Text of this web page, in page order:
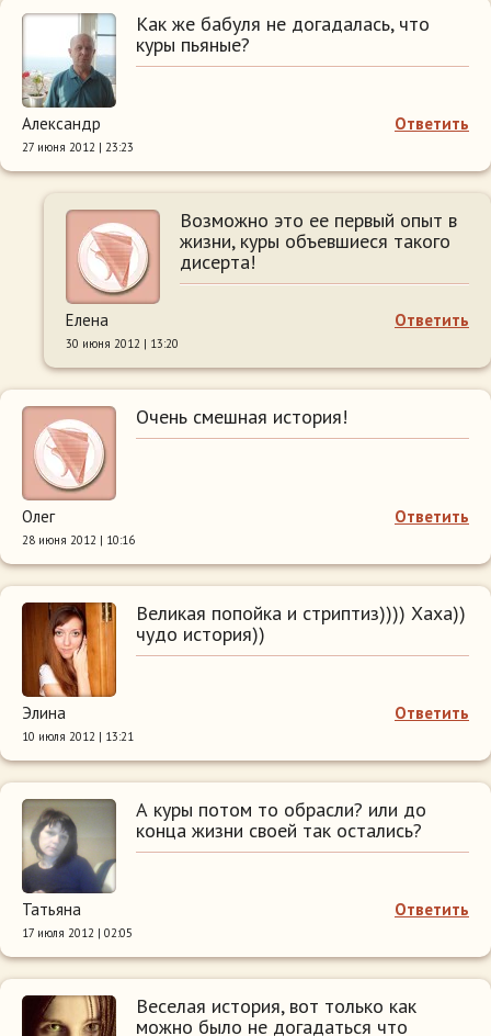
Как же бабуля не догадалась, что
куры пьяные?
Ответить
Александр
27 июня 2012 | 23:23
Возможно это ее первый опыт в
жизни, куры объевшиеся такого
дисерта!
Ответить
Елена
30 июня 2012 | 13:20
Очень смешная история!
Ответить
Олег
28 июня 2012 | 10:16
Великая попойка и стриптиз)))) Хаха))
чудо история))
Ответить
Элина
10 июля 2012 | 13:21
А куры потом то обрасли? или до
конца жизни своей так остались?
Ответить
Татьяна
17 июля 2012 | 02:05
Веселая история, вот только как
можно было не догадаться что